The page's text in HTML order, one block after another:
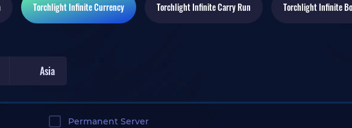
Torchlight InfiniteCurrency Torchlight InfiniteCarry Run Torchlight Infinite
Asia
Permanent Server